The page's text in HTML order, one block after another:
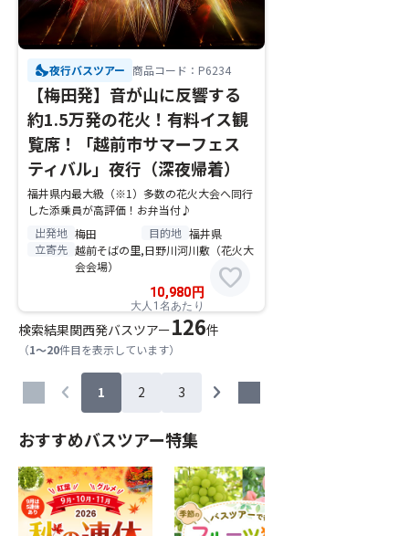
nights_stay夜行バスツアー 商品コード：P6234
【梅田発】音が山に反響する
約1.5万発の花火！有料イス観
覧席！「越前市サマーフェス
ティバル」夜行（深夜帰着）
福井県内最大級（※1）多数の花火大会へ同行
した添乗員が高評価！お弁当付♪
出発地 梅田 目的地 福井県
立寄先 越前そばの里,日野川河川敷（花火大
会会場）
10,980 円
大人1名あたり
favorite
検索結果関西発バスツアー126件
（1～20件目を表示しています）
chevron_left 1 2 3 chevron_right
おすすめバスツアー特集